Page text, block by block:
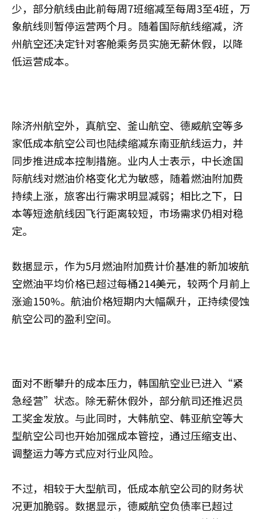
少，部分航线由此前每周7班缩减至每周3至4班，万
象航线则暂停运营两个月。随着国际航线缩减，济
州航空还决定针对客舱乘务员实施无薪休假，以降
低运营成本。
除济州航空外，真航空、釜山航空、德威航空等多
家低成本航空公司也陆续缩减东南亚航线运力，并
同步推进成本控制措施。业内人士表示，中长途国
际航线对燃油价格变化尤为敏感，随着燃油附加费
持续上涨，旅客出行需求明显减弱；相比之下，日
本等短途航线因飞行距离较短，市场需求仍相对稳
定。
数据显示，作为5月燃油附加费计价基准的新加坡航
空燃油平均价格已超过每桶214美元，较两个月前上
涨逾150%。航油价格短期内大幅飙升，正持续侵蚀
航空公司的盈利空间。
面对不断攀升的成本压力，韩国航空业已进入“紧
急经营”状态。除无薪休假外，部分航司还推迟员
工奖金发放。与此同时，大韩航空、韩亚航空等大
型航空公司也开始加强成本管控，通过压缩支出、
调整运力等方式应对行业风险。
不过，相较于大型航司，低成本航空公司的财务状
况更加脆弱。数据显示，德威航空负债率已超过